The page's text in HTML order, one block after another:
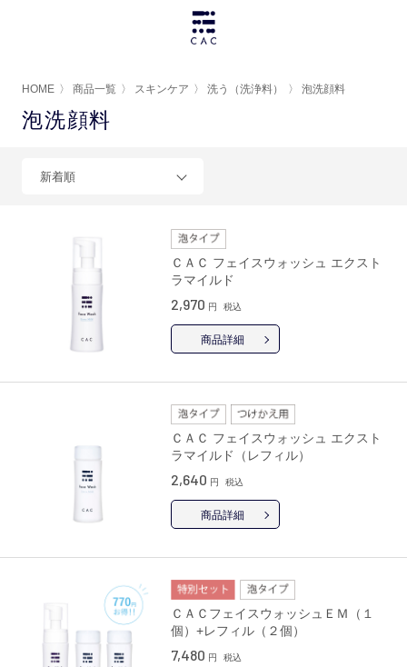
HOME 〉 商品一覧 〉 スキンケア 〉 洗う（洗浄料） 〉 泡洗顔料
泡洗顔料
新着順
ＣＡＣ フェイスウォッシュ エクスト
ラマイルド
2,970 円 税込
商品詳細
ＣＡＣ フェイスウォッシュ エクスト
ラマイルド（レフィル）
2,640 円 税込
商品詳細
ＣＡＣフェイスウォッシュＥＭ（１
個）+レフィル（２個）
7,480 円 税込